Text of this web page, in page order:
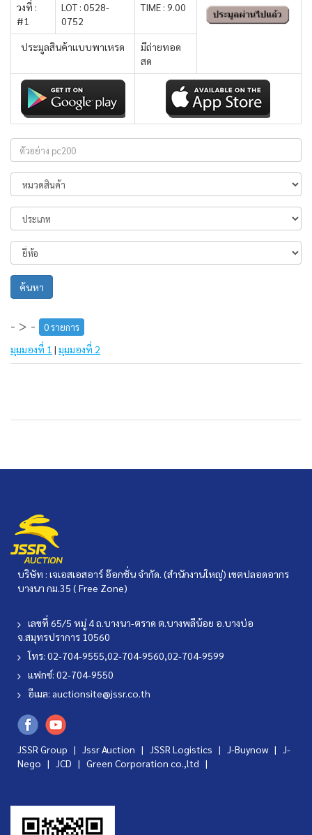
วงที่ :
#1
LOT : 0528-
0752
TIME : 9.00
ประมูลสินค้าแบบพาเหรด
มีถ่ายทอด
สด
ค้นหา
- > - 0 รายการ
มุมมองที่ 1 | มุมมองที่ 2
บริษัท : เจเอสเอสอาร์ อ๊อกชั่น จำกัด. (สำนักงานใหญ่) เขตปลอดอากร
บางนา กม.35 ( Free Zone)
เลขที่ 65/5 หมู่ 4 ถ.บางนา-ตราด ต.บางพลีน้อย อ.บางบ่อ
จ.สมุทรปราการ 10560
โทร: 02-704-9555,02-704-9560,02-704-9599
แฟกซ์: 02-704-9550
อีเมล: auctionsite@jssr.co.th
JSSR Group | Jssr Auction | JSSR Logistics | J-Buynow | J-
Nego | JCD | Green Corporation co.,ltd |